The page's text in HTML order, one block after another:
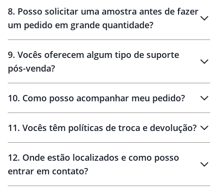
8. Posso solicitar uma amostra antes de fazer
um pedido em grande quantidade?
amostras
9. Vocês oferecem algum tipo de suporte
pós-venda?
10. Como posso acompanhar meu pedido?
11. Vocês têm políticas de troca e devolução?
30 dias
12. Onde estão localizados e como posso
entrar em contato?